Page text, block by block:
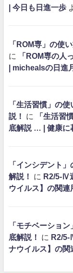
| 今日も日進一歩
「ROM専」の使
に
「ROM専の人
| michealsの日進
「生活習慣」の
説！
に
「生活習
底解説 … | 健康に
「インシデント
解説！
に R2/5-Ⅳ
ウイルス】の関連
「モチベーショ
底解説！
に R2/5-
ナウイルス】の関